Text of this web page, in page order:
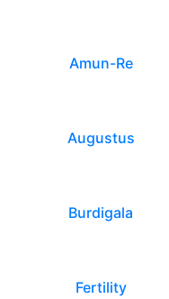
Amun-Re
Augustus
Burdigala
Fertility